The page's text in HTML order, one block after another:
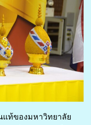
แท้ของมหาวิทยาลัย